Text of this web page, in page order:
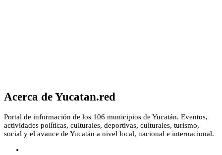
Acerca de Yucatan.red
Portal de información de los 106 municipios de Yucatán. Eventos,
actividades políticas, culturales, deportivas, culturales, turismo,
social y el avance de Yucatán a nivel local, nacional e internacional.